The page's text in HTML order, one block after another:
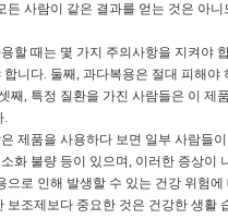
든 사람이 같은 결과를 얻는 것은 아
할 때는 몇 가지 주의사항을 지켜야
합니다. 둘째, 과다복용은 절대 피해
째, 특정 질환을 가진 사람들은 이 제
.
제품을 사용하다 보면 일부 사람들
화 불량 등이 있으며, 이러한 증상이
으로 인해 발생할 수 있는 건강 위험
보조제보다 중요한 것은 건강한 생활